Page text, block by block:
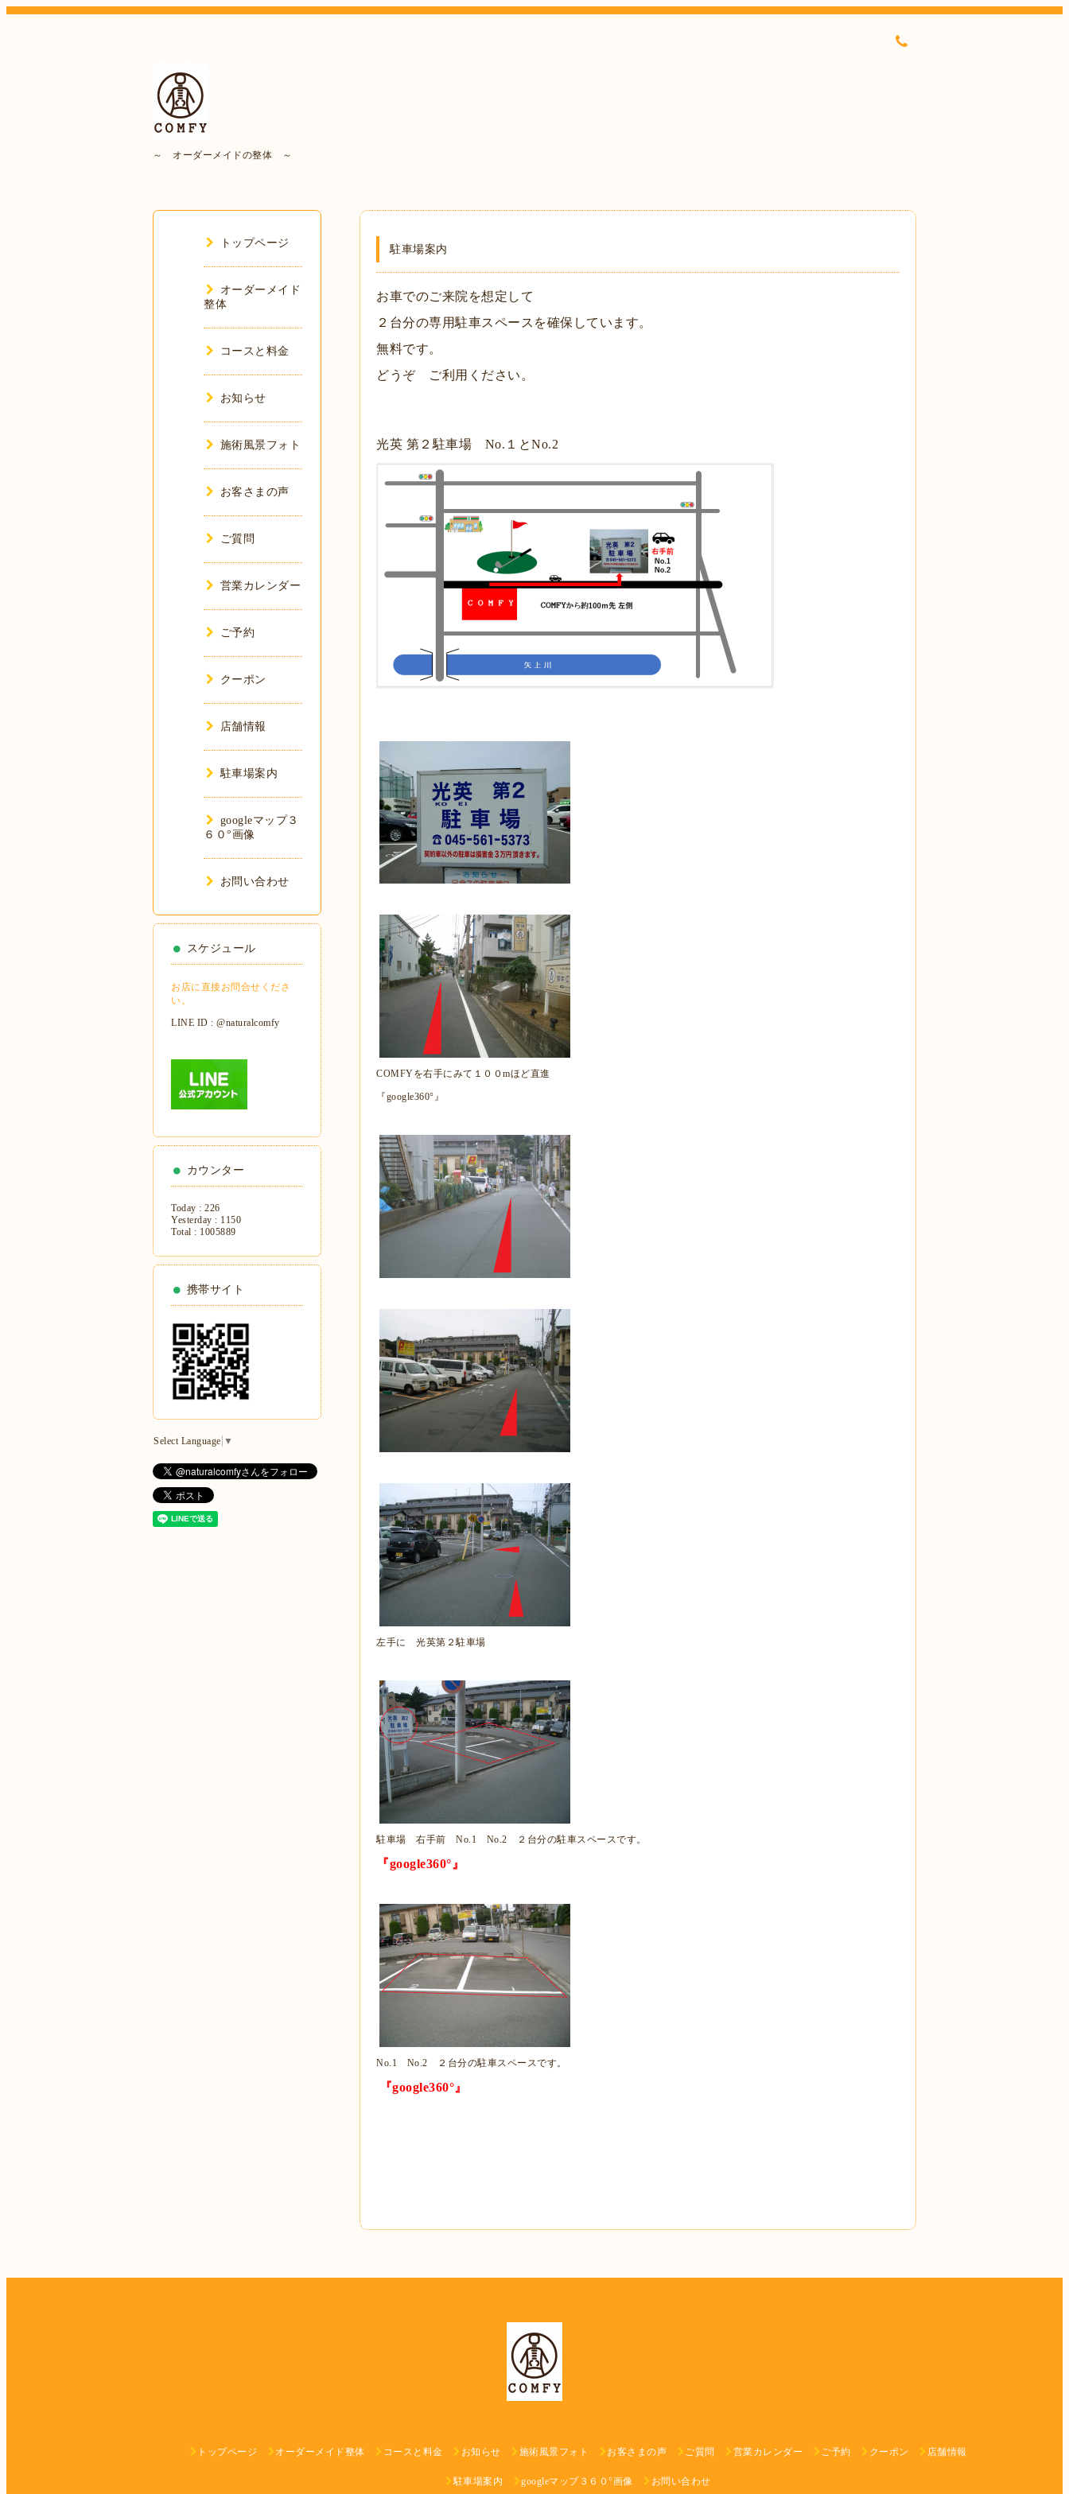
～ オーダーメイドの整体 ～
駐車場案内
お車でのご来院を想定して
２台分の専用駐車スペースを確保しています。
無料です。
どうぞ ご利用ください。
光英 第２駐車場 No.１とNo.2
COMFYを右手にみて１００mほど直進
『google360°』
左手に 光英第２駐車場
駐車場 右手前 No.1 No.2 ２台分の駐車スペースです。
『google360°』
No.1 No.2 ２台分の駐車スペースです。
『google360°』
トップページ
オーダーメイド
整体
コースと料金
お知らせ
施術風景フォト
お客さまの声
ご質問
営業カレンダー
ご予約
クーポン
店舗情報
駐車場案内
googleマップ３
６０°画像
お問い合わせ
スケジュール
お店に直接お問合せくださ
い。
LINE ID : @naturalcomfy
カウンター
Today : 226
Yesterday : 1150
Total : 1005889
携帯サイト
Select Language ▼
トップページ オーダーメイド整体 コースと料金 お知らせ 施術風景フォト お客さまの声 ご質問 営業カレンダー ご予約 クーポン 店舗情報
駐車場案内 googleマップ３６０°画像 お問い合わせ